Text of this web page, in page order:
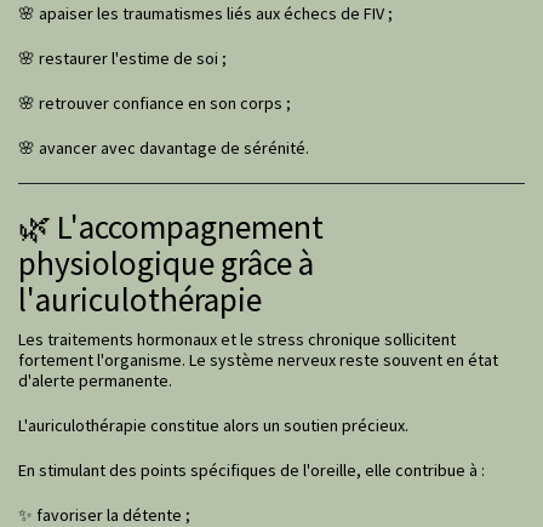
🌸 apaiser les traumatismes liés aux échecs de FIV ;
🌸 restaurer l'estime de soi ;
🌸 retrouver confiance en son corps ;
🌸 avancer avec davantage de sérénité.
🌿 L'accompagnement
physiologique grâce à
l'auriculothérapie
Les traitements hormonaux et le stress chronique sollicitent
fortement l'organisme. Le système nerveux reste souvent en état
d'alerte permanente.
L'auriculothérapie constitue alors un soutien précieux.
En stimulant des points spécifiques de l'oreille, elle contribue à :
✨ favoriser la détente ;